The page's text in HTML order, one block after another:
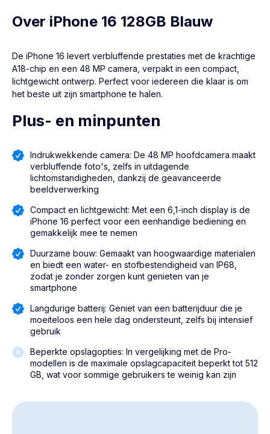
Over iPhone 16 128GB Blauw
De iPhone 16 levert verbluffende prestaties met de krachtige
A18-chip en een 48 MP camera, verpakt in een compact,
lichtgewicht ontwerp. Perfect voor iedereen die klaar is om
het beste uit zijn smartphone te halen.
Plus- en minpunten
Indrukwekkende camera: De 48 MP hoofdcamera maakt
verbluffende foto's, zelfs in uitdagende
lichtomstandigheden, dankzij de geavanceerde
beeldverwerking
Compact en lichtgewicht: Met een 6,1-inch display is de
iPhone 16 perfect voor een eenhandige bediening en
gemakkelijk mee te nemen
Duurzame bouw: Gemaakt van hoogwaardige materialen
en biedt een water- en stofbestendigheid van IP68,
zodat je zonder zorgen kunt genieten van je
smartphone
Langdurige batterij: Geniet van een batterijduur die je
moeiteloos een hele dag ondersteunt, zelfs bij intensief
gebruik
Beperkte opslagopties: In vergelijking met de Pro-
modellen is de maximale opslagcapaciteit beperkt tot 512
GB, wat voor sommige gebruikers te weinig kan zijn